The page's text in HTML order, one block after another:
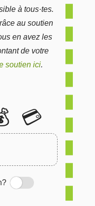
à tous·tes.
au soutien
en avez les
de votre
soutien ici.
💳